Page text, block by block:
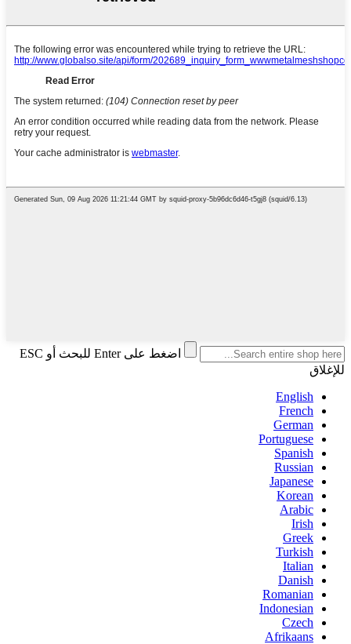
اضغط على Enter للبحث أو ESC
للإغلاق
English
French
German
Portuguese
Spanish
Russian
Japanese
Korean
Arabic
Irish
Greek
Turkish
Italian
Danish
Romanian
Indonesian
Czech
Afrikaans